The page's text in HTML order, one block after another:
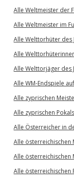
Alle Weltmeister der
Alle Weltmeister im
Alle Welttorhüter des
Alle
Alle Welttorjäger des
Alle WM-Endspiele
Alle zyprischen
Alle zyprischen
Alle Österreicher in
Alle österreichischen
Alle österreichischen
Alle österreichischen